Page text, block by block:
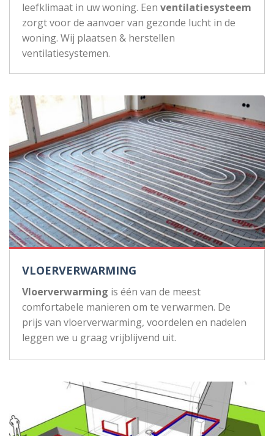
leefklimaat in uw woning. Een ventilatiesysteem
zorgt voor de aanvoer van gezonde lucht in de
woning. Wij plaatsen & herstellen
ventilatiesystemen.
VLOERVERWARMING
Vloerverwarming is één van de meest
comfortabele manieren om te verwarmen. De
prijs van vloerverwarming, voordelen en nadelen
leggen we u graag vrijblijvend uit.